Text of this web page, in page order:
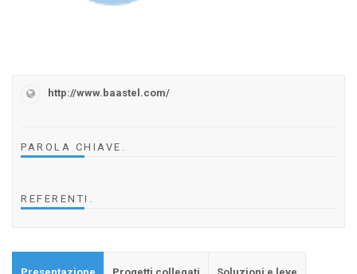
http://www.baastel.com/
PAROLA CHIAVE .
REFERENTI .